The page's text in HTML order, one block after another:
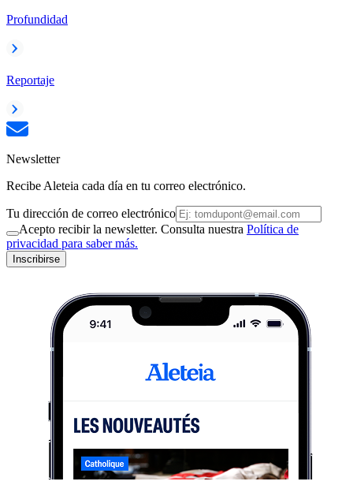
Profundidad
Reportaje
Newsletter
Recibe Aleteia cada día en tu correo electrónico.
Tu dirección de correo electrónico
Acepto recibir la newsletter. Consulta nuestra Política de
privacidad para saber más.
Inscribirse